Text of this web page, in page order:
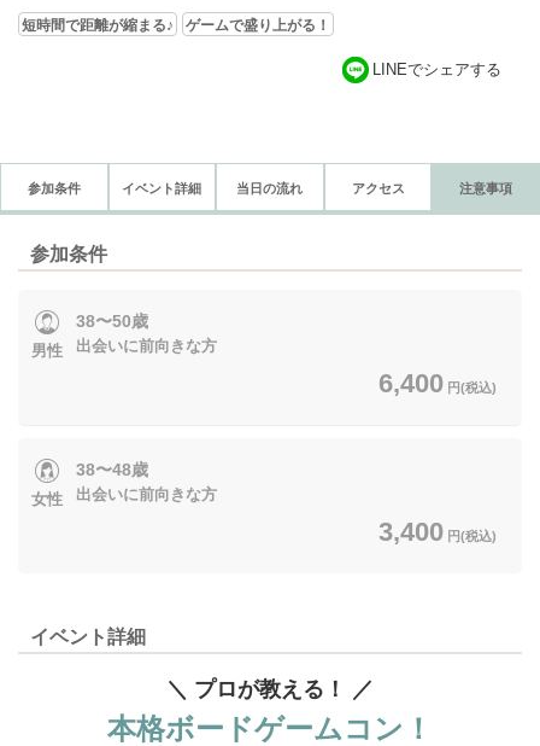
短時間で距離が縮まる♪ ゲームで盛り上がる！
LINEでシェアする
参加条件 イベント詳細 当日の流れ アクセス 注意事項
参加条件
男性
38〜50歳
出会いに前向きな方
6,400 円(税込)
女性
38〜48歳
出会いに前向きな方
3,400 円(税込)
イベント詳細
＼ プロが教える！ ／
本格ボードゲームコン！